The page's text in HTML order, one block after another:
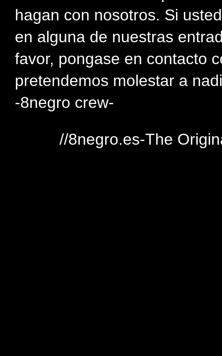
hagan con nosotros. Si
en alguna de nuestras
favor, pongase en contacto
pretendemos molestar a
-8negro crew-
//8negro.es-The